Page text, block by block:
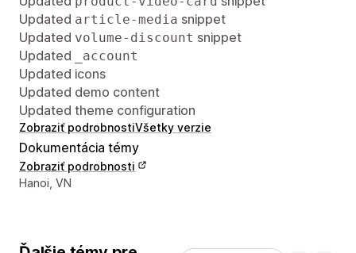
Updated article-media snippet
Updated volume-discount snippet
Updated
_account
Updated icons
Updated demo content
Updated theme configuration
Zobraziť podrobnostiVšetky verzie
Dokumentácia témy
Zobraziť podrobnosti
Kontaktné údaje vývojára
Hanoi, VN